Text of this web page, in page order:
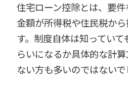
住宅ローン控除とは、要
金額が所得税や住民税か
す。制度自体は知っていて
らいになるか具体的な計
ない方も多いのではないで